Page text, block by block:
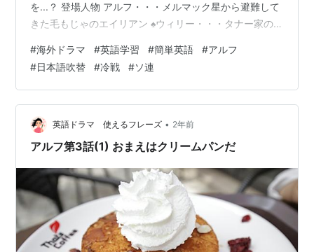
を...？ 登場人物 アルフ・・・メルマック星から避難して
きた毛もじゃのエイリアン ♠︎ウィリー・・・タナー家のお
ー家のお母さん 家の中でもおしゃれ 料理はあまり得意で
ない ♦︎リン・・・しっかり者の高校生 ボーイフレンドの
変わる頻度が早い ♣︎ブライアン・・・小学1年生くらいの
男の子 おっとり・優しい子 ストーリー アルフは夜の討
論番組を観ながらイチ視聴者…
#海外ドラマ #英語学習 #簡単英語 #アルフ
#日本語吹替 #冷戦 #ソ連
英語ドラマ 使えるフレーズ • 2年前
アルフ第3話(1) おまえはクリームパンだ